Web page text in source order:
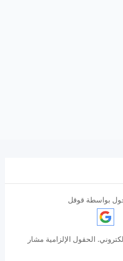
بواسطة قوقل
الحقول الإلزامية مشار